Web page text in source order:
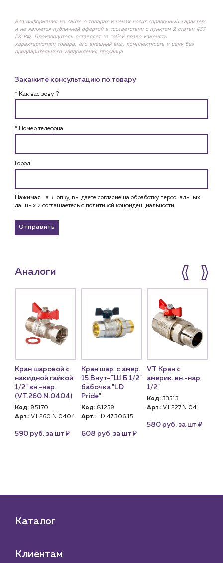
Вся информация на сайте о товарах и ценах носит справочный характер
и не является публичной офертой в соответствии с пунктом 2 статьи 437
ГК РФ. Производитель оставляет за собой право изменять
характеристики товара, его внешний вид, комплектность и цену без
предварительного уведомления продавца
Закажите консультацию по товару
* Как вас зовут?
* Номер телефона
Город
Нажимая на кнопку, вы даете согласие на обработку персональных
данных и соглашаетесь c политикой конфиденциальности
Отправить
Аналоги
Кран шаровой с
накидной гайкой
1/2" вн.-нар.
(VT.260.N.0404)
Код: 85170
Арт.: VT.260.N.0404
590 руб. за шт ₽
Кран шар. с амер.
15.Внут-ГШ.Б 1/2"
бабочка "LD
Pride"
Код: 81258
Арт.: LD 47.306.15
608 руб. за шт ₽
VT Кран с
америк. вн.-нар.
1/2"
Код: 33513
Арт.: VT.227.N.04
580 руб. за шт₽
Каталог
Клиентам